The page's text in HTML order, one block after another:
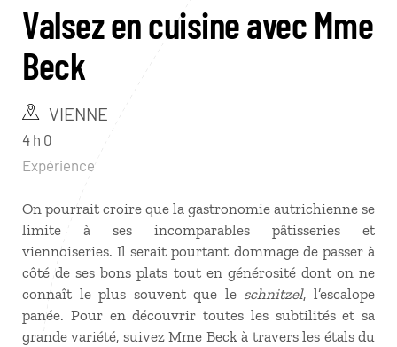
Valsez en cuisine avec Mme
Beck
VIENNE
4 h 0
Expérience
On pourrait croire que la gastronomie autrichienne se
limite à ses incomparables pâtisseries et
viennoiseries. Il serait pourtant dommage de passer à
côté de ses bons plats tout en générosité dont on ne
connaît le plus souvent que le schnitzel, l’escalope
panée. Pour en découvrir toutes les subtilités et sa
grande variété, suivez Mme Beck à travers les étals du